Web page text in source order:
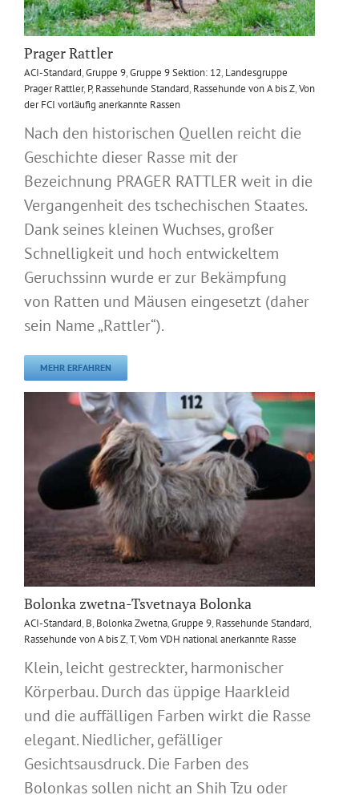
Prager Rattler
ACI-Standard,Gruppe 9,Gruppe 9 Sektion: 12, Landesgruppe
Prager Rattler, P, Rassehunde Standard, Rassehunde von A bis Z,Von
der FCI vorläufig anerkannte Rassen
Nach den historischen Quellen reicht die
Geschichte dieser Rasse mit der
Bezeichnung PRAGER RATTLER weit in die
Vergangenheit des tschechischen Staates.
Dank seines kleinen Wuchses, großer
Schnelligkeit und hoch entwickeltem
Geruchssinn wurde er zur Bekämpfung
von Ratten und Mäusen eingesetzt (daher
sein Name „Rattler“).
MEHR ERFAHREN
Bolonka zwetna-Tsvetnaya Bolonka
ACI-Standard, B, Bolonka Zwetna,Gruppe 9, Rassehunde Standard,
Rassehunde von A bis Z,T,Vom VDH national anerkannte Rasse
Klein, leicht gestreckter, harmonischer
Körperbau. Durch das üppige Haarkleid
und die auffälligen Farben wirkt die Rasse
elegant. Niedlicher, gefälliger
Gesichtsausdruck. Die Farben des
Bolonkas sollen nicht an Shih Tzu oder